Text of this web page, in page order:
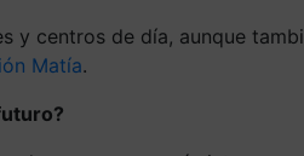
centros de día, aunque
Matía.